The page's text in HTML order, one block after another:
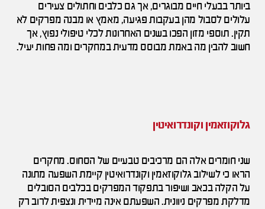
ביותר בבעלי חיים מבוגרים, אך גם כלבים וחתולים צעירים
עלולים לסבול מהן בעקבות פגיעה, מאמץ או מבנה מפרקים לא
תקין. תוספי מזון הפכו בשנים האחרונות לכלי טיפולי נפוץ, אך
חשוב להבין מה באמת מבוסס מדעית במחקרים ומה פחות יעיל.
גלוקוזאמין וקונדרואיטין
שני חומרים אלה הם מרכיבים טבעיים של הסחוס. מחקרים
הראו כי לשילוב גלוקוזאמין וקונדרואיטין קיימת השפעה מתונה
על הקלה בכאב ושיפור בתפקוד המפרקים בכלבים הסובלים
מדלקת מפרקים ניוונית. השפעתם אינה מיידית ונצפית לרוב רק